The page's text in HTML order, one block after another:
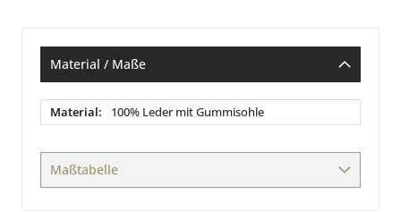
Material / Maße
Material
/
100% Leder mit Gummisohle
Maßtabelle